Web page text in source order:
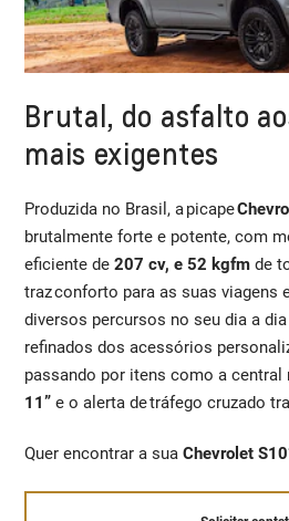
Brutal, do asfalto
mais exigentes
Produzida no Brasil, a picape
brutalmente forte e potente, com
eficiente de207 cv, e 52 kgfm de
traz conforto para as suas viagens
diversos percursos no seu dia a
refinados dos acessórios
passando por itens como a
11” e o alerta de tráfego cruzado
Quer encontrar a suaChevrolet S10